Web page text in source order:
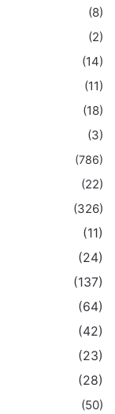
(8)
(2)
(14)
(11)
(18)
(3)
(786)
(22)
(326)
(11)
(24)
(137)
(64)
(42)
(23)
(28)
(50)